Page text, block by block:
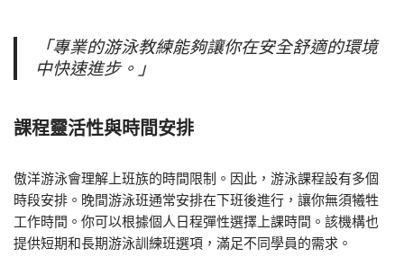
「專業的游泳教練能夠讓你在安全舒適的環境
中快速進步。」
課程靈活性與時間安排
傲洋游泳會理解上班族的時間限制。因此，游泳課程設有多個
時段安排。晚間游泳班通常安排在下班後進行，讓你無須犧牲
工作時間。你可以根據個人日程彈性選擇上課時間。該機構也
提供短期和長期游泳訓練班選項，滿足不同學員的需求。